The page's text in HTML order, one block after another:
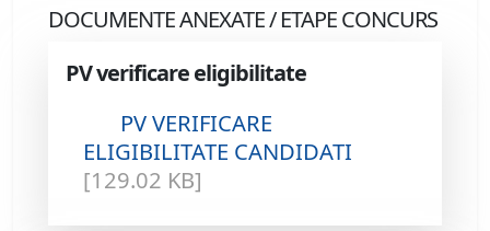
DOCUMENTE ANEXATE / ETAPE CONCURS
PV verificare eligibilitate
PV VERIFICARE
ELIGIBILITATE CANDIDATI
[129.02 KB]